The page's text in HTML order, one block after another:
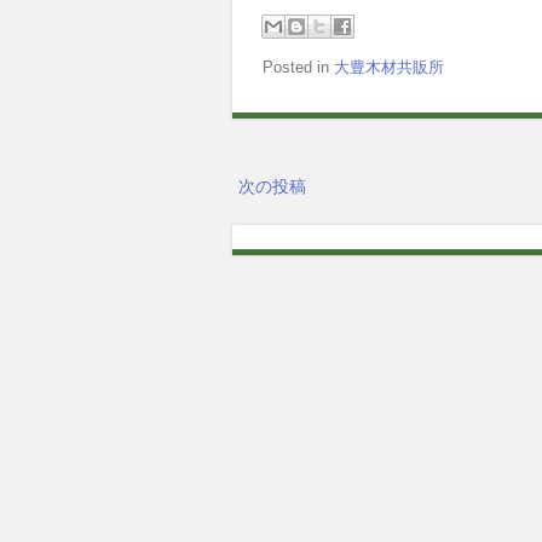
Posted in 大豊木材共販所
次の投稿